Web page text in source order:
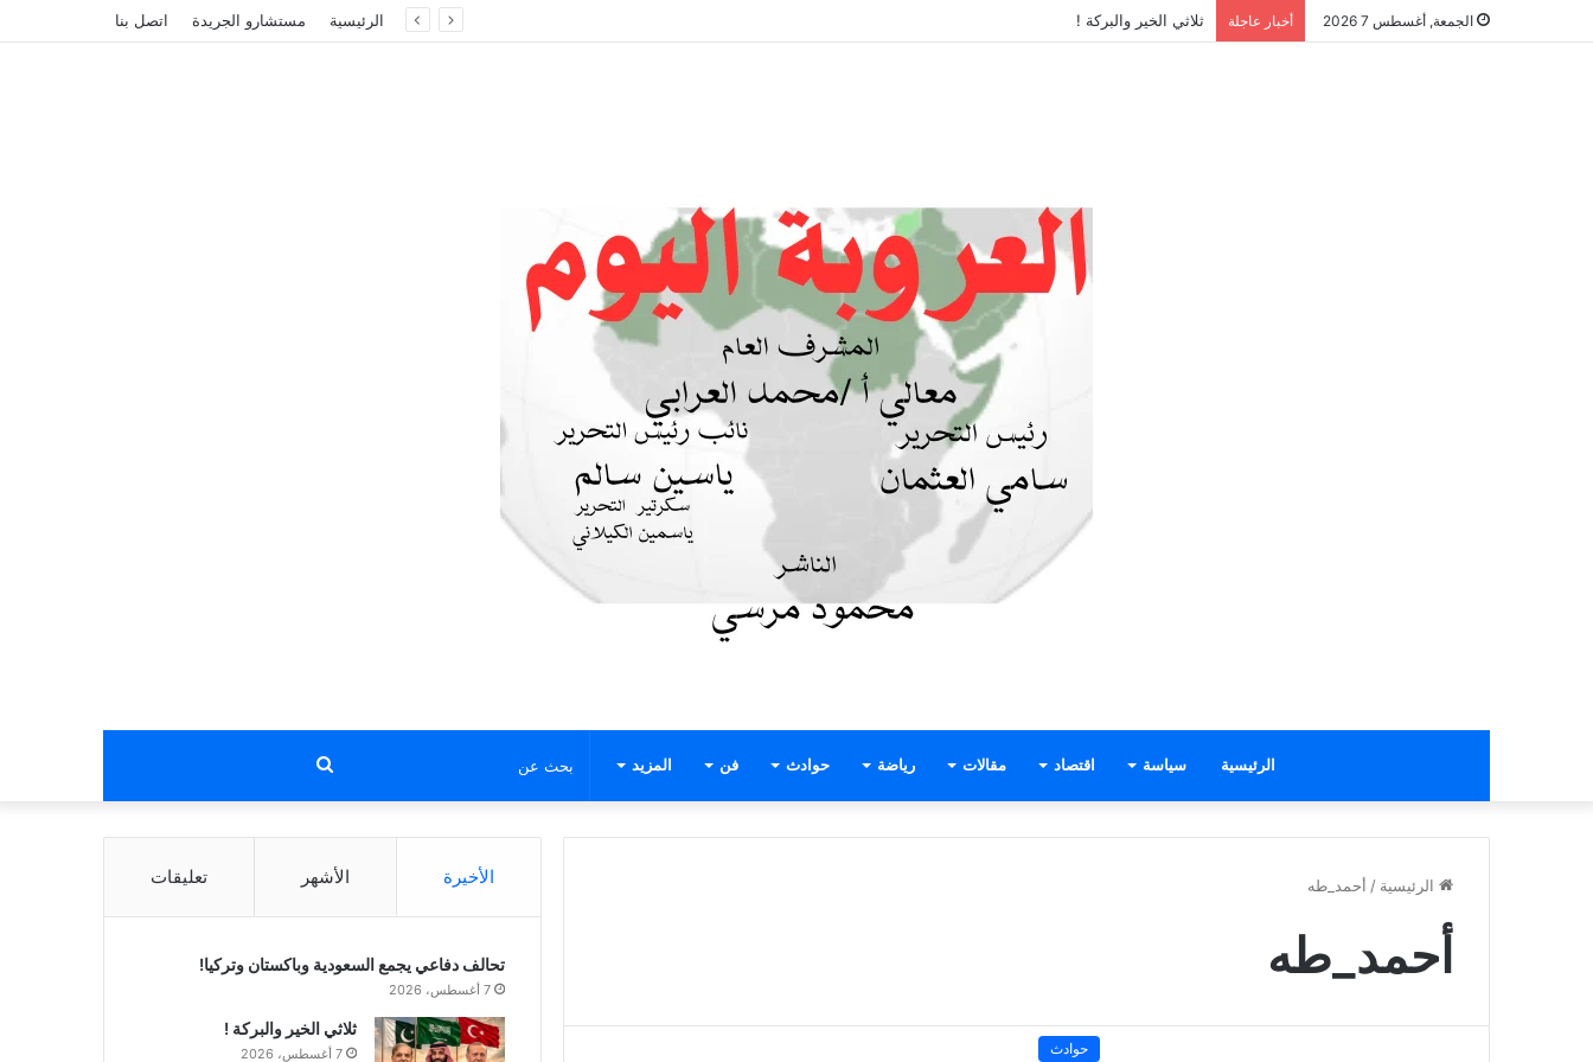
الجمعة, أغسطس 7 2026 أخبار عاجلة ثلاثي الخير والبركة ! الرئيسية مستشارو الجريدة اتصل بنا
الرئيسية سياسة اقتصاد مقالات رياضة حوادث فن المزيد بحث
عن
الرئيسية / أحمد_طه
أحمد_طه
حوادث
الأخيرة الأشهر تعليقات
تحالف دفاعي يجمع السعودية وباكستان وتركيا!
7 أغسطس، 2026
ثلاثي الخير والبركة !
7 أغسطس، 2026